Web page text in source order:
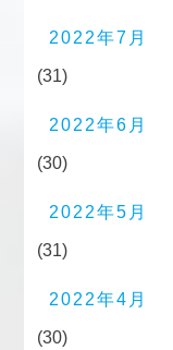
2022年7月
(31)
2022年6月
(30)
2022年5月
(31)
2022年4月
(30)